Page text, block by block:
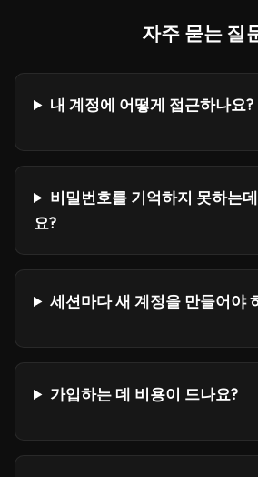
자주 묻는 질
내 계정에 어떻게 접근하나요?
비밀번호를 기억하지 못하는
요?
세션마다 새 계정을 만들어야
가입하는 데 비용이 드나요?